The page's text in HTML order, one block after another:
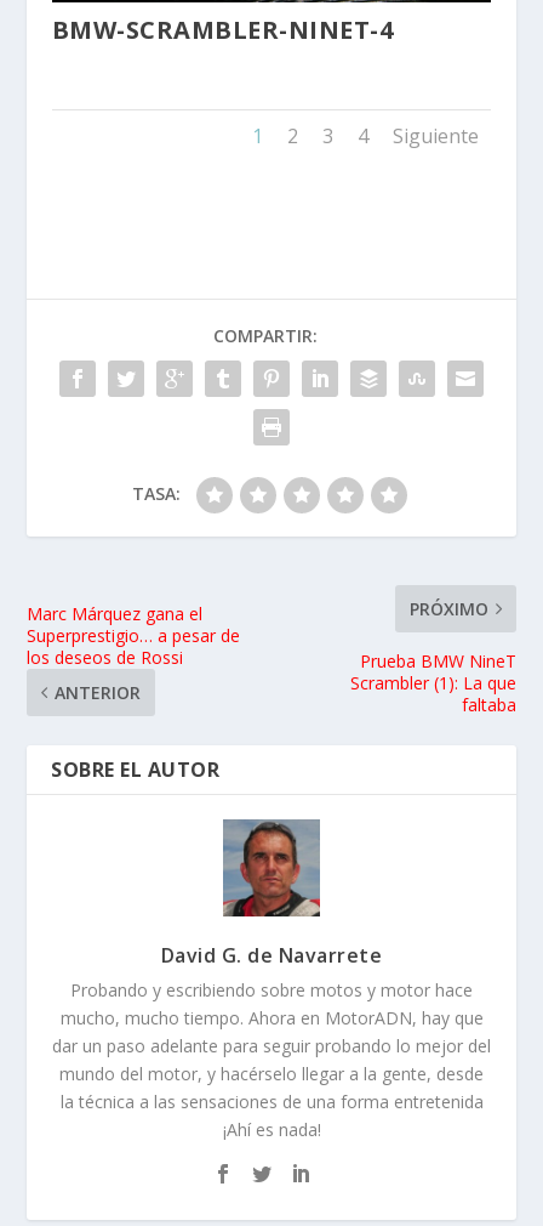
BMW-SCRAMBLER-NINET-4
1 2 3 4 Siguiente
COMPARTIR:
TASA:
Marc Márquez gana el
Superprestigio… a pesar de
los deseos de Rossi
ANTERIOR
PRÓXIMO
Prueba BMW NineT
Scrambler (1): La que
faltaba
SOBRE EL AUTOR
David G. de Navarrete
Probando y escribiendo sobre motos y motor hace
mucho, mucho tiempo. Ahora en MotorADN, hay que
dar un paso adelante para seguir probando lo mejor del
mundo del motor, y hacérselo llegar a la gente, desde
la técnica a las sensaciones de una forma entretenida
¡Ahí es nada!